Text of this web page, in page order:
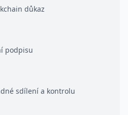
důkaz
podpisu
sdílení a kontrolu